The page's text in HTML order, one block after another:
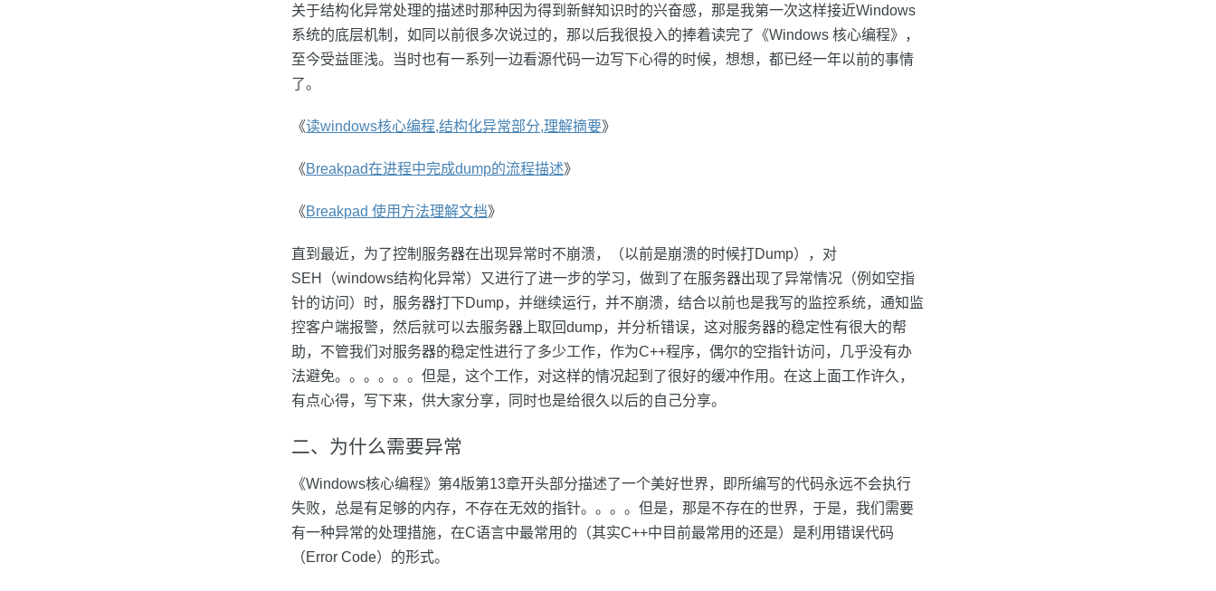
关于结构化异常处理的描述时那种因为得到新鲜知识时的兴奋感，那是我第一次这样接近Windows
系统的底层机制，如同以前很多次说过的，那以后我很投入的捧着读完了《Windows 核心编程》，
至今受益匪浅。当时也有一系列一边看源代码一边写下心得的时候，想想，都已经一年以前的事情
了。
《读windows核心编程,结构化异常部分,理解摘要》
《Breakpad在进程中完成dump的流程描述》
《Breakpad 使用方法理解文档》
直到最近，为了控制服务器在出现异常时不崩溃，（以前是崩溃的时候打Dump），对
SEH（windows结构化异常）又进行了进一步的学习，做到了在服务器出现了异常情况（例如空指
针的访问）时，服务器打下Dump，并继续运行，并不崩溃，结合以前也是我写的监控系统，通知监
控客户端报警，然后就可以去服务器上取回dump，并分析错误，这对服务器的稳定性有很大的帮
助，不管我们对服务器的稳定性进行了多少工作，作为C++程序，偶尔的空指针访问，几乎没有办
法避免。。。。。。但是，这个工作，对这样的情况起到了很好的缓冲作用。在这上面工作许久，
有点心得，写下来，供大家分享，同时也是给很久以后的自己分享。
二、为什么需要异常
《Windows核心编程》第4版第13章开头部分描述了一个美好世界，即所编写的代码永远不会执行
失败，总是有足够的内存，不存在无效的指针。。。。但是，那是不存在的世界，于是，我们需要
有一种异常的处理措施，在C语言中最常用的（其实C++中目前最常用的还是）是利用错误代码
（Error Code）的形式。